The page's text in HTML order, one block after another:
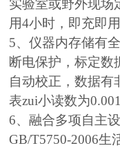
实验室或野外现场
用4小时，即充即用
5、仪器内存储有
断电保护，标定数
自动校正，数据有
表zui小读数为
6、融合多项自主
GB/T5750-2006生